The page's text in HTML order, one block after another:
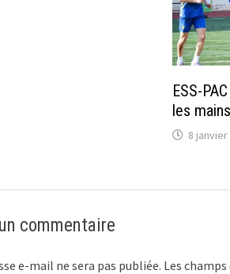
ESS-
les
8 janvier
commentaire
e-mail ne sera pas publiée. Les